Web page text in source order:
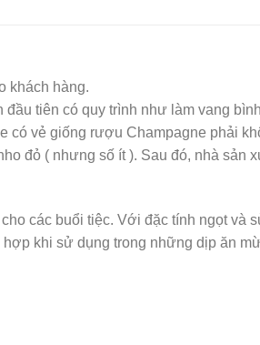
khách hàng.
tiên có quy trình như làm vang
có vẻ giống rượu Champagne phải
đỏ ( nhưng số ít ). Sau đó, nhà sản
các buổi tiệc. Với đặc tính ngọt
khi sử dụng trong những dịp ăn